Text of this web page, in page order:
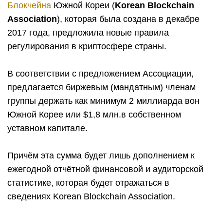
Блокчейна Южной Кореи (Korean Blockchain
Association), которая была создана в декабре
2017 года, предложила новые правила
регулирования в криптосфере страны.
В соответствии с предложением Ассоциации,
предлагается биржевым (мандатным) членам
группы держать как минимум 2 миллиарда вон
Южной Корее или $1,8 млн.в собственном
уставном капитале.
Причём эта сумма будет лишь дополнением к
ежегодной отчётной финансовой и аудиторской
статистике, которая будет отражаться в
сведениях Korean Blockchain Association.